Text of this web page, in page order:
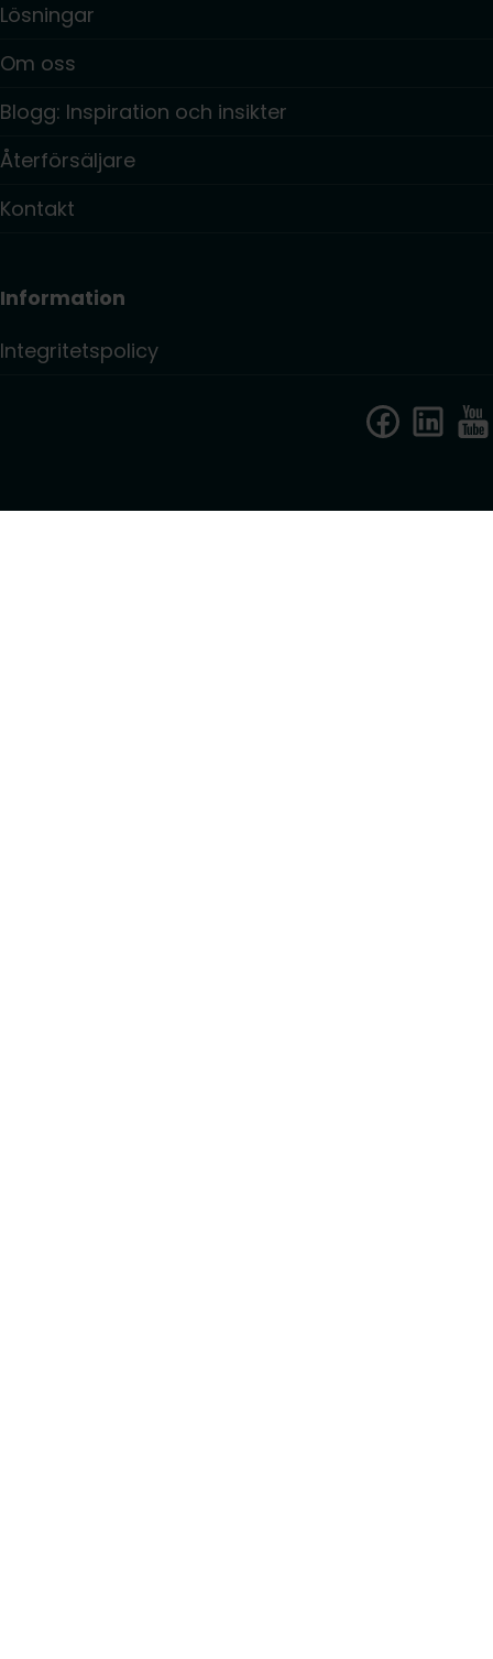
Lösningar
Om oss
Blogg: Inspiration och insikter
Återförsäljare
Kontakt
Information
Integritetspolicy